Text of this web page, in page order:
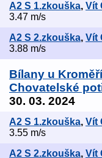
A2 S 1.zkouška, Vít
3.47 m/s
A2 S 2.zkouška, Vít
3.88 m/s
Bílany u
Chovatelské
30. 03. 2024
A2 S 1.zkouška, Vít
3.55 m/s
A2 S 2.zkouška, Vít